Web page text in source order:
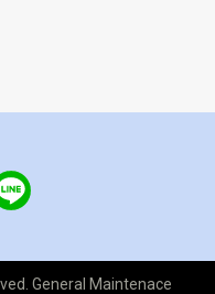
General Maintenace